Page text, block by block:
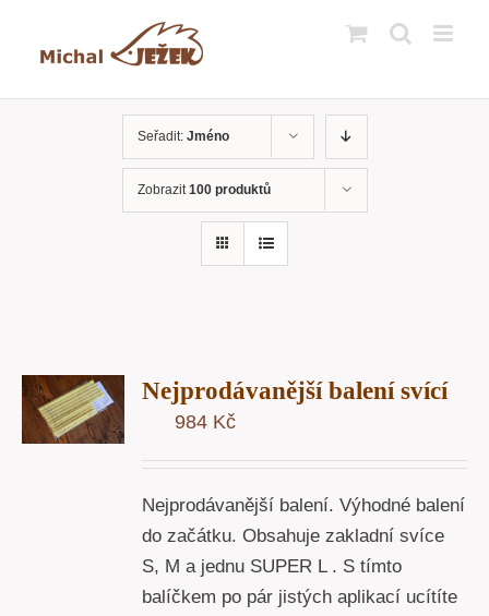
Seřadit: Jméno
Zobrazit100 produktů
Nejprodávanější balení svící
984 Kč
Nejprodávanější balení. Výhodné balení
do začátku. Obsahuje zakladní svíce
S, M a jednu SUPER L . S tímto
balíčkem po pár jistých aplikací ucítíte